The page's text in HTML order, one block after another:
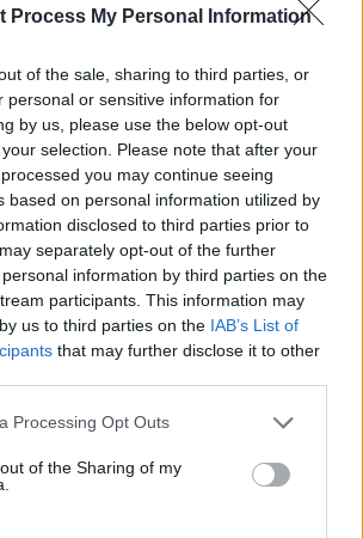
Process My Personal Information
of the sale, sharing to third parties, or
personal or sensitive information for
by us, please use the below opt-out
selection. Please note that after your
you may continue seeing
based on personal information utilized by
disclosed to third parties prior to
separately opt-out of the further
information by third parties on the
participants. This information may
us to third parties on the IAB’s List of
that may further disclose it to other
Processing Opt Outs
of the Sharing of my
provocar ansiedad y depresión.
ante incesantes demandas de
jefes.
de apoyo o un buen ambiente
puede contribuir a padecer
suelen multiplicar los
generar un ambiente de